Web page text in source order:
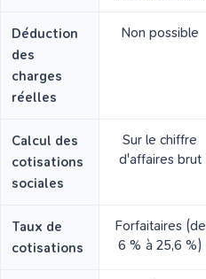
Déduction
des
charges
réelles
Non possible
Calcul des
cotisations
sociales
Sur le chiffre
d'affaires brut
Taux de
cotisations
Forfaitaires (de
6 % à 25,6 %)